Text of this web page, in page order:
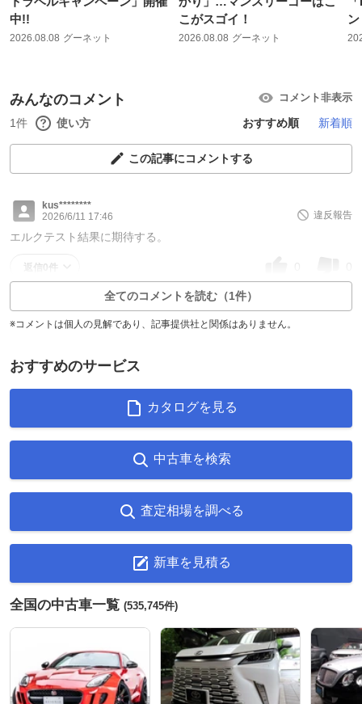
中!!
2026.08.08 グーネット
こがスゴイ！
2026.08.08 グーネット
ン
みんなのコメント コメント非表示
1件 使い方 おすすめ順 新着順
この記事にコメントする
kus********
2026/6/11 17:46
違反報告
エルクテスト結果に期待する。
返信0件
全てのコメントを読む（1件）
※コメントは個人の見解であり、記事提供社と関係はありません。
おすすめのサービス
カタログを見る
中古車を検索
査定相場を調べる
新車を見積る
全国の中古車一覧 (535,745件)